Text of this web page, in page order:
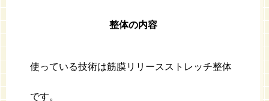
整体の内容
使っている技術は筋膜リリースストレッチ整体
です。